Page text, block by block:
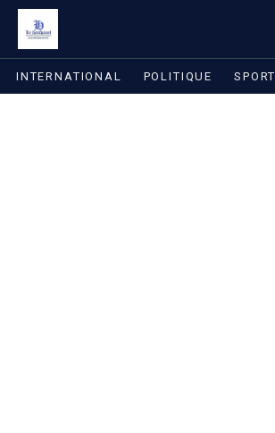
INTERNATIONAL POLITIQUE SPORT